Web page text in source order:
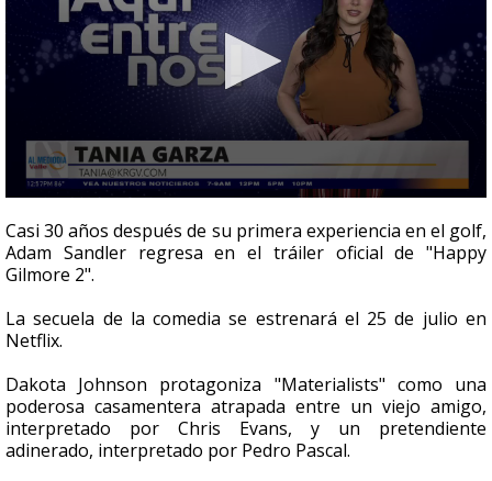
seconds
of
1
minute,
seconds
Casi 30 años después de su primera experiencia en el golf,
Adam Sandler regresa en el tráiler oficial de "Happy
Gilmore 2".
La secuela de la comedia se estrenará el 25 de julio en
Netflix.
Dakota Johnson protagoniza "Materialists" como una
poderosa casamentera atrapada entre un viejo amigo,
interpretado por Chris Evans, y un pretendiente
adinerado, interpretado por Pedro Pascal.